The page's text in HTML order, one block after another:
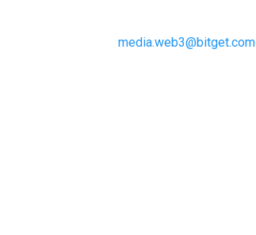
media.web3@bitget.com